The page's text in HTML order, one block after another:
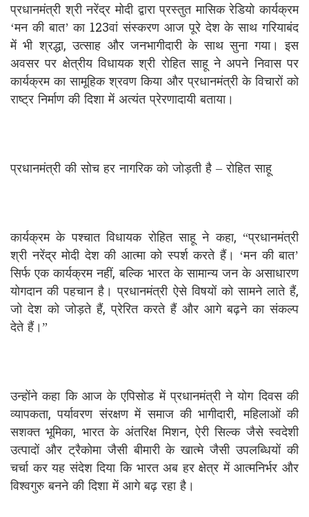
प्रधानमंत्री श्री नरेंद्र मोदी द्वारा प्रस्तुत मासिक रेडियो कार्यक्रम
‘मन की बात’ का 123वां संस्करण आज पूरे देश के साथ गरियाबंद
में भी श्रद्धा, उत्साह और जनभागीदारी के साथ सुना गया। इस
अवसर पर क्षेत्रीय विधायक श्री रोहित साहू ने अपने निवास पर
कार्यक्रम का सामूहिक श्रवण किया और प्रधानमंत्री के विचारों को
राष्ट्र निर्माण की दिशा में अत्यंत प्रेरणादायी बताया।
प्रधानमंत्री की सोच हर नागरिक को जोड़ती है – रोहित साहू
कार्यक्रम के पश्चात विधायक रोहित साहू ने कहा, “प्रधानमंत्री
श्री नरेंद्र मोदी देश की आत्मा को स्पर्श करते हैं। ‘मन की बात’
सिर्फ एक कार्यक्रम नहीं, बल्कि भारत के सामान्य जन के असाधारण
योगदान की पहचान है। प्रधानमंत्री ऐसे विषयों को सामने लाते हैं,
जो देश को जोड़ते हैं, प्रेरित करते हैं और आगे बढ़ने का संकल्प
देते हैं।”
उन्होंने कहा कि आज के एपिसोड में प्रधानमंत्री ने योग दिवस की
व्यापकता, पर्यावरण संरक्षण में समाज की भागीदारी, महिलाओं की
सशक्त भूमिका, भारत के अंतरिक्ष मिशन, ऐरी सिल्क जैसे स्वदेशी
उत्पादों और ट्रैकोमा जैसी बीमारी के खात्मे जैसी उपलब्धियों की
चर्चा कर यह संदेश दिया कि भारत अब हर क्षेत्र में आत्मनिर्भर और
विश्वगुरु बनने की दिशा में आगे बढ़ रहा है।